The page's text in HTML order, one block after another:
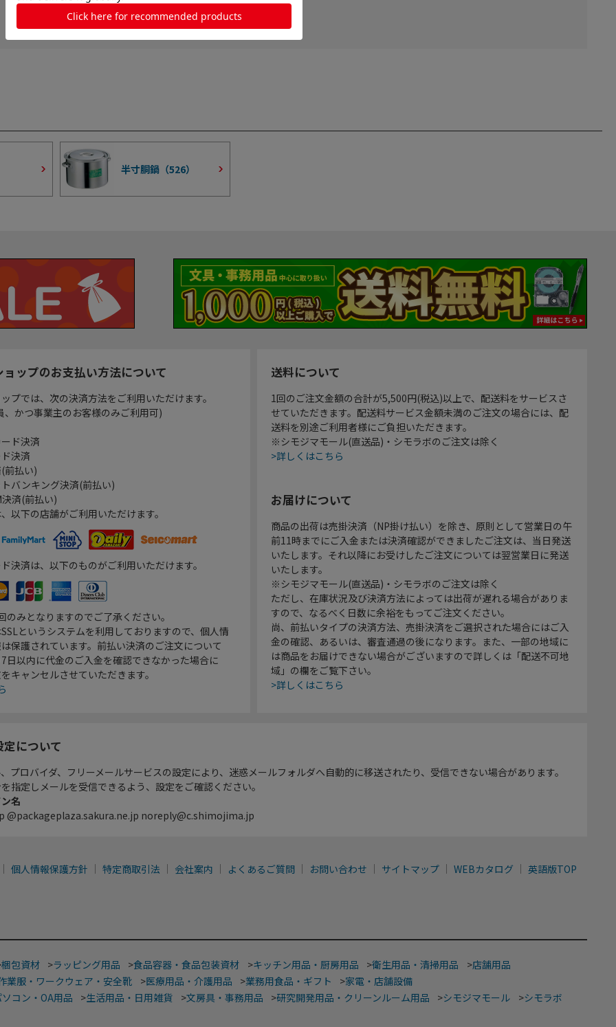
半寸胴鍋（526）
ップのお支払い方法について
プでは、次の決済方法をご利用いただけます。
、かつ事業主のお客様のみご利用可)
ド決済
決済
前払い)
バンキング決済(前払い)
決済(前払い)
以下の店舗がご利用いただけます。
決済は、以下のものがご利用いただけます。
のみとなりますのでご了承ください。
というシステムを利用しておりますので、個人情
保護されています。前払い決済のご注文について
日以内に代金のご入金を確認できなかった場合に
キャンセルさせていただきます。
送料について
1回のご注文金額の合計が5,500円(税込)以上で、配送料をサービスさ
せていただきます。配送料サービス金額未満のご注文の場合には、配
送料を別途ご利用者様にご負担いただきます。
※シモジマモール(直送品)・シモラボのご注文は除く
>詳しくはこちら
お届けについて
商品の出荷は売掛決済（NP掛け払い）を除き、原則として営業日の午
前11時までにご入金または決済確認ができましたご注文は、当日発送
いたします。それ以降にお受けしたご注文については翌営業日に発送
いたします。
※シモジマモール(直送品)・シモラボのご注文は除く
ただし、在庫状況及び決済方法によっては出荷が遅れる場合がありま
すので、なるべく日数に余裕をもってご注文ください。
尚、前払いタイプの決済方法、売掛決済をご選択された場合にはご入
金の確認、あるいは、審査通過の後になります。また、一部の地域に
は商品をお届けできない場合がございますので詳しくは「配送不可地
域」の欄をご覧下さい。
>詳しくはこちら
について
プロバイダ、フリーメールサービスの設定により、迷惑メールフォルダへ自動的に移送されたり、受信できない場合があります。
指定しメールを受信できるよう、設定をご確認ください。
名
@packageplaza.sakura.ne.jp noreply@c.shimojima.jp
個人情報保護方針 特定商取引法 会社案内 よくあるご質問 お問い合わせ サイトマップ WEBカタログ 英語版TOP
梱包資材 >ラッピング用品 >食品容器・食品包装資材 >キッチン用品・厨房用品 >衛生用品・清掃用品 >店舗用品
業服・ワークウェア・安全靴 >医療用品・介護用品 >業務用食品・ギフト >家電・店舗設備
コン・OA用品 >生活用品・日用雑貨 >文房具・事務用品 >研究開発用品・クリーンルーム用品 >シモジマモール >シモラボ